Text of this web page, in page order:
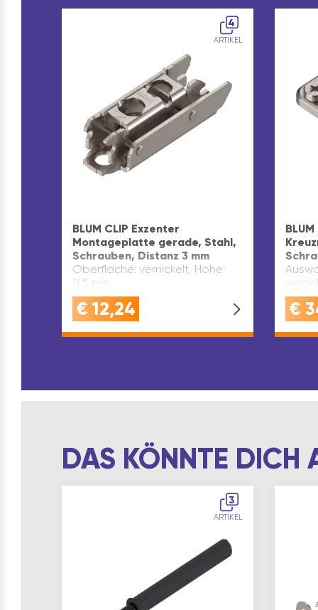
4
ARTIKEL
BLUM CLIP Exzenter
Montageplatte gerade, Stahl,
Schrauben, Distanz 3 mm
Oberfläche: vernickelt, Höhe:
11,5 mm
€ 12,24 €
DAS KÖNNTE DICH
3
ARTIKEL